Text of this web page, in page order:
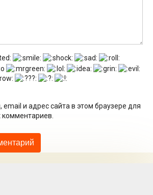
и адрес сайта в этом браузере для